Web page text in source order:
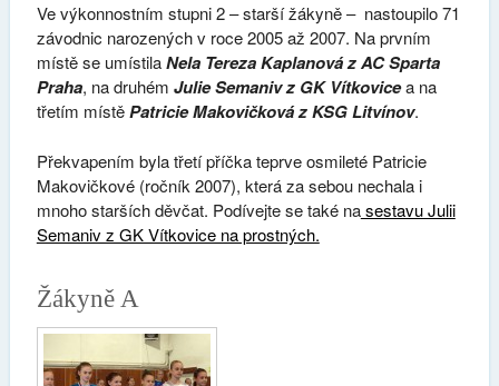
Ve výkonnostním stupni 2 – starší žákyně – nastoupilo 71
závodnic narozených v roce 2005 až 2007. Na prvním
místě se umístilaNela Tereza Kaplanová z AC Sparta
Praha, na druhém Julie Semaniv z GK Vítkovicea na
třetím místěPatricie Makovičková z KSG Litvínov.
Překvapením byla třetí příčka teprve osmileté Patricie
Makovičkové (ročník 2007), která za sebou nechala i
mnoho starších děvčat. Podívejte se také nasestavu Julii
Semaniv z GK Vítkovice na prostných.
Žákyně A